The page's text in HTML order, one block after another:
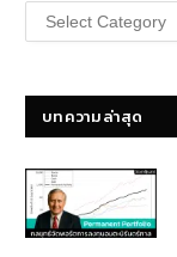
หมวด
หมู่
บทความล่าสุด